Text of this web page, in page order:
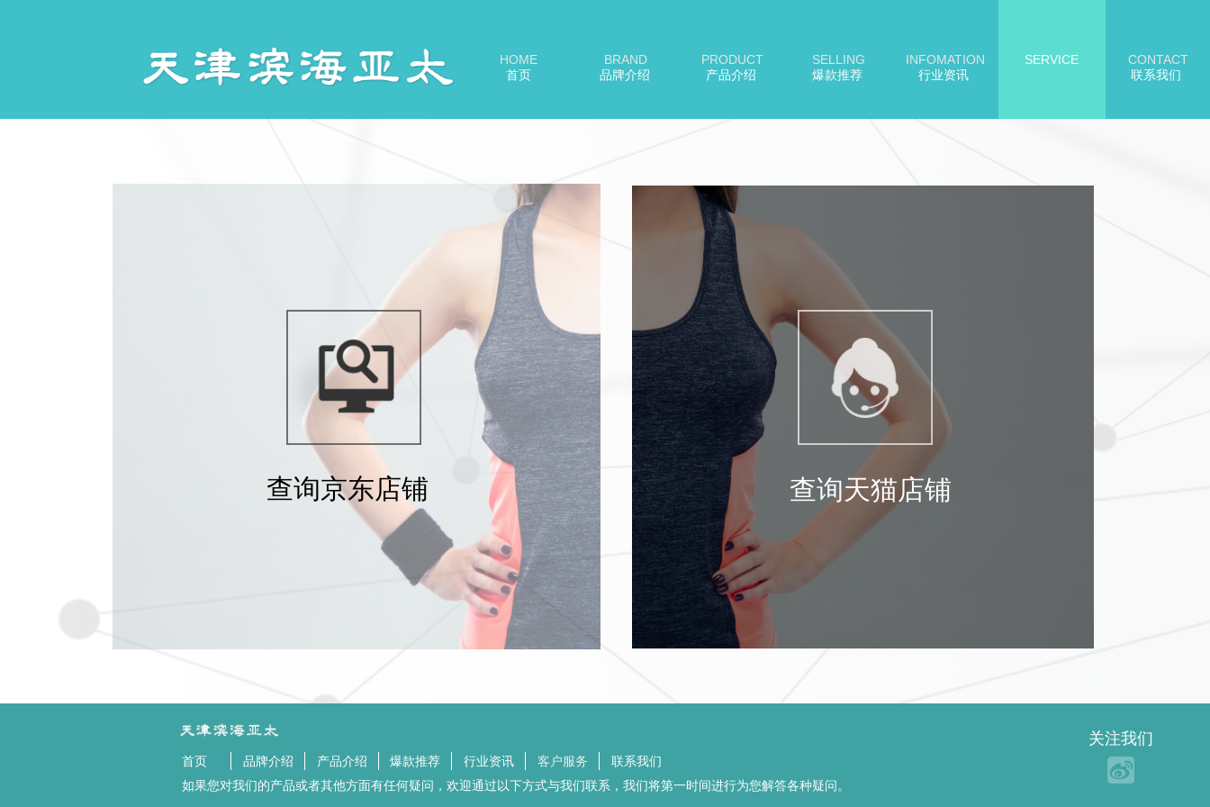
首页 品牌介绍 产品介绍 爆款推荐 行业资讯 联系我们
HOME BRAND PRODUCT SELLING INFOMATION SERVICE CONTACT
查询京东店铺 查询天猫店铺
首页 品牌介绍 产品介绍 爆款推荐 行业资讯 客户服务
联系我们
如果您对我们的产品或者其他方面有任何疑问，欢迎通过以下方式与我们联系，我们将第一时间进行为您解答各种疑问。
关注我们